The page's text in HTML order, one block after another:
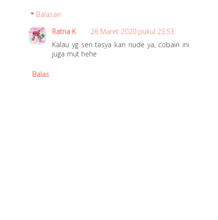
Balasan
Ratna K
26 Maret 2020 pukul 23.53
Kalau yg seri tasya kan nude ya, cobain ini
juga mut hehe
Balas